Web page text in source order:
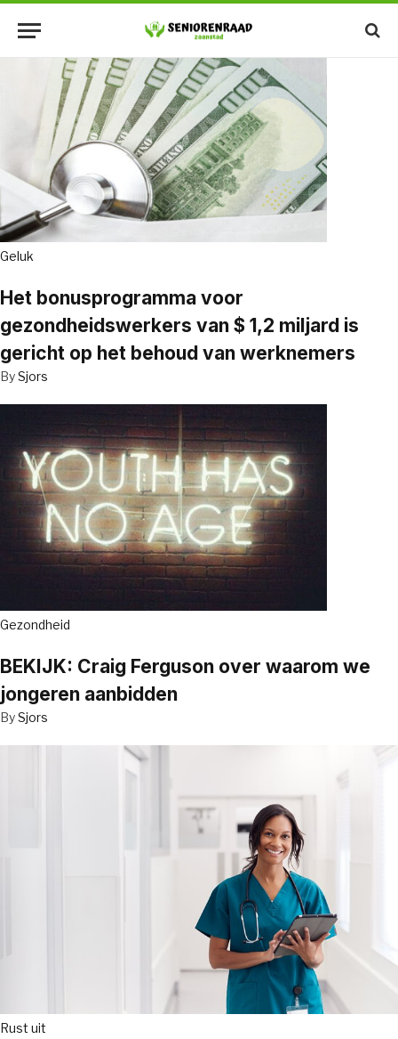
Geluk
Het bonusprogramma voor
gezondheidswerkers van $ 1,2 miljard is
gericht op het behoud van werknemers
BySjors
Gezondheid
BEKIJK: Craig Ferguson over waarom we
jongeren aanbidden
BySjors
Rust uit